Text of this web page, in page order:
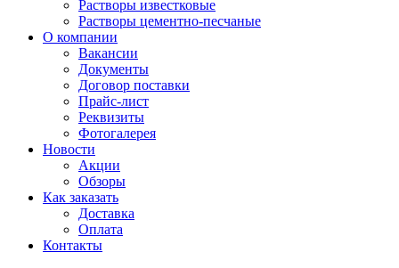
Растворы известковые
Растворы цементно-песчаные
О компании
Вакансии
Документы
Договор поставки
Прайс-лист
Реквизиты
Фотогалерея
Новости
Акции
Обзоры
Как заказать
Доставка
Оплата
Контакты